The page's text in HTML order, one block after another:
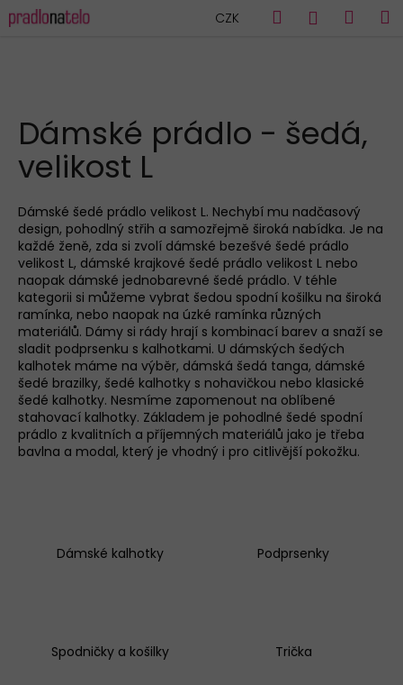
na
CZK Hledat
Dámské prádlo - šedá,
velikost L
Dámské šedé prádlo velikost L. Nechybí mu nadčasový
design, pohodlný střih a samozřejmě široká nabídka. Je na
každé ženě, zda si zvolí dámské bezešvé šedé prádlo
velikost L, dámské krajkové šedé prádlo velikost L nebo
naopak dámské jednobarevné šedé prádlo. V téhle
kategorii si můžeme vybrat šedou spodní košilku na široká
ramínka, nebo naopak na úzké ramínka různých
materiálů. Dámy si rády hrají s kombinací barev a snaží se
sladit podprsenku s kalhotkami. U dámských šedých
kalhotek máme na výběr, dámská šedá tanga, dámské
šedé brazilky, šedé kalhotky s nohavičkou nebo klasické
šedé kalhotky. Nesmíme zapomenout na oblíbené
stahovací kalhotky. Základem je pohodlné šedé spodní
prádlo z kvalitních a příjemných materiálů jako je třeba
bavlna a modal, který je vhodný i pro citlivější pokožku.
Dámské kalhotky Podprsenky
Spodničky a košilky Trička
K
o
o
p
o
ř
e
b
u
j
e
t
e
n
a
j